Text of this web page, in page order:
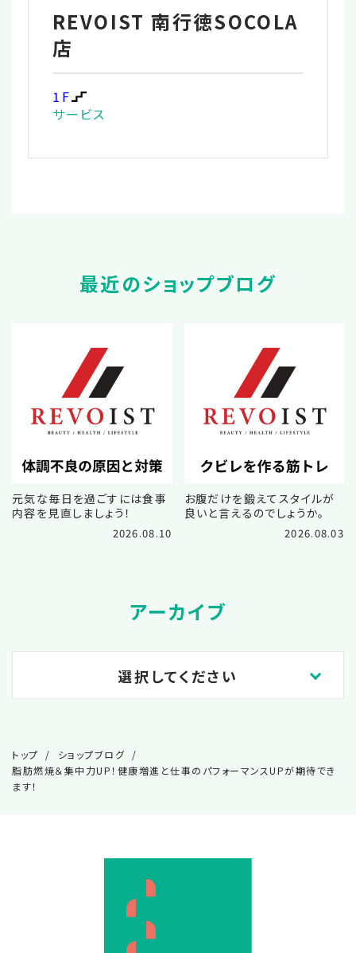
REVOIST 南行徳SOCOLA
店
1F
サービス
最近のショップブログ
元気な毎日を過ごすには食事
内容を見直しましょう！
2026.08.10
お腹だけを鍛えてスタイルが
良いと言えるのでしょうか。
2026.08.03
アーカイブ
選択してください
2026.07
トップ
ショップブログ
脂肪燃焼＆集中力UP！健康増進と仕事のパフォーマンスUPが期待でき
ます！